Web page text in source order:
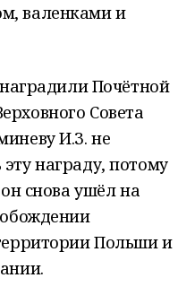
валенками и
наградили Почётной
Совета
И.З. не
награду, потому
снова ушёл на
Польши и